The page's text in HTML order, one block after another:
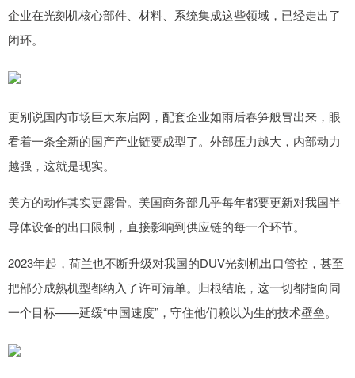
企业在光刻机核心部件、材料、系统集成这些领域，已经走出了
闭环。
更别说国内市场巨大东启网，配套企业如雨后春笋般冒出来，眼
看着一条全新的国产产业链要成型了。外部压力越大，内部动力
越强，这就是现实。
美方的动作其实更露骨。美国商务部几乎每年都要更新对我国半
导体设备的出口限制，直接影响到供应链的每一个环节。
2023年起，荷兰也不断升级对我国的DUV光刻机出口管控，甚至
把部分成熟机型都纳入了许可清单。归根结底，这一切都指向同
一个目标——延缓“中国速度”，守住他们赖以为生的技术壁垒。